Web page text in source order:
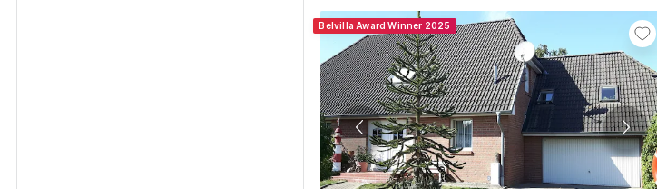
Belvilla Award Winner 2025